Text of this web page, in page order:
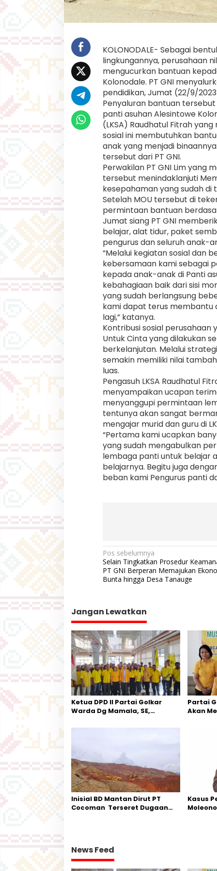
a
n
t
i
A
s
u
h
a
n
d
a
n
P
e
s
a
n
r
e
n
KOLONODALE- Sebagai
lingkungannya, perusahaan
mengucurkan bantuan
Kolonodale. PT GNI
pendidikan, Jumat (22/9/
Penyaluran bantuan
panti asuhan Alesintowe
(LKSA) Raudhatul Fitrah
sosial ini membutuhkan
anak yang menjadi
tersebut dari PT GNI.
Perwakilan PT GNI Lim
tersebut menindaklanjuti
kesepahaman yang sudah di
Setelah MOU tersebut di
permintaan bantuan
Jumat siang PT GNI
belajar, alat tidur, paket
pengurus dan seluruh anak-
“Melalui kegiatan sosial dan
kebersamaan kami sebagai
kepada anak-anak di Panti
kebahagiaan baik dari sisi
yang sudah berlangsung
kami dapat terus membantu
lagi,” katanya.
Kontribusi sosial
Untuk Cinta yang dilakukan
berkelanjutan. Melalui
semakin memiliki nilai
luas.
Pengasuh LKSA Raudhatul
menyampaikan ucapan
menyanggupi permintaan
tentunya akan sangat
mengajar murid dan guru di
“Pertama kami ucapkan
yang sudah mengabulkan
lembaga panti untuk belajar
belajarnya. Begitu juga
beban kami Pengurus panti
N
a
v
g
a
s
i
p
o
s
Pos sebelumnya
Selain Tingkatkan Prosedur
PT GNI Berperan Memajukan
Bunta hingga Desa Tanauge
Jangan Lewatkan
Ketua DPD II Partai Golkar
Warda Dg Mamala, SE,
Kecamatan Petasia dan
Partai
Akan
Inisial BD Mantan Dirut PT
Cocoman Terseret Dugaan
Kasus
News Feed